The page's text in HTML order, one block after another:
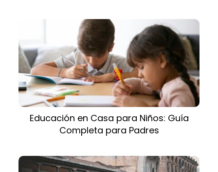
Educación en Casa para Niños: Guía
Completa para Padres